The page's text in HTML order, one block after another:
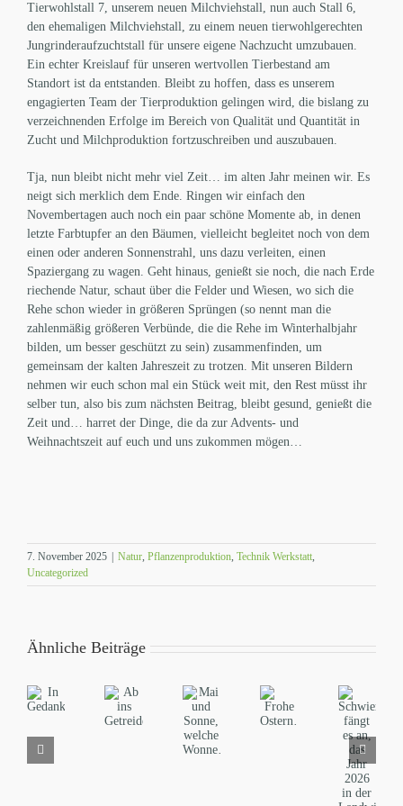
Tierwohlstall 7, unserem neuen Milchviehstall, nun auch Stall 6,
den ehemaligen Milchviehstall, zu einem neuen tierwohlgerechten
Jungrinderaufzuchtstall für unsere eigene Nachzucht umzubauen.
Ein echter Kreislauf für unseren wertvollen Tierbestand am
Standort ist da entstanden. Bleibt zu hoffen, dass es unserem
engagierten Team der Tierproduktion gelingen wird, die bislang zu
verzeichnenden Erfolge im Bereich von Qualität und Quantität in
Zucht und Milchproduktion fortzuschreiben und auszubauen.
Tja, nun bleibt nicht mehr viel Zeit… im alten Jahr meinen wir. Es
neigt sich merklich dem Ende. Ringen wir einfach den
Novembertagen auch noch ein paar schöne Momente ab, in denen
letzte Farbtupfer an den Bäumen, vielleicht begleitet noch von dem
einen oder anderen Sonnenstrahl, uns dazu verleiten, einen
Spaziergang zu wagen. Geht hinaus, genießt sie noch, die nach Erde
riechende Natur, schaut über die Felder und Wiesen, wo sich die
Rehe schon wieder in größeren Sprüngen (so nennt man die
zahlenmäßig größeren Verbünde, die die Rehe im Winterhalbjahr
bilden, um besser geschützt zu sein) zusammenfinden, um
gemeinsam der kalten Jahreszeit zu trotzen. Mit unseren Bildern
nehmen wir euch schon mal ein Stück weit mit, den Rest müsst ihr
selber tun, also bis zum nächsten Beitrag, bleibt gesund, genießt die
Zeit und… harret der Dinge, die da zur Advents- und
Weihnachtszeit auf euch und uns zukommen mögen…
7. November 2025 Natur, Pflanzenproduktion, Technik Werkstatt,
Uncategorized
Ähnliche Beiträge
Schwierig